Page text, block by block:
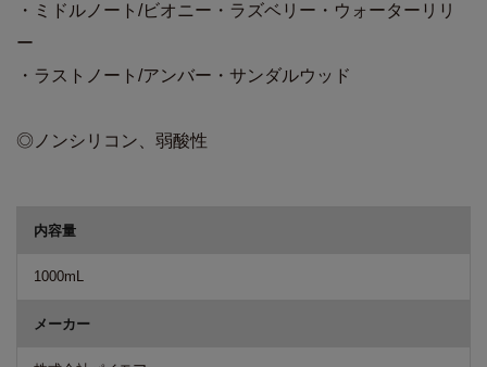
・ミドルノート/ビオニー・ラズベリー・ウォーターリリ
ー
・ラストノート/アンバー・サンダルウッド
◎ノンシリコン、弱酸性
内容量
1000mL
メーカー